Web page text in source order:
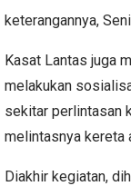
keterangannya,
Kasat Lantas juga
melakukan
sekitar perlintasan
melintasnya kereta
Diakhir kegiatan,